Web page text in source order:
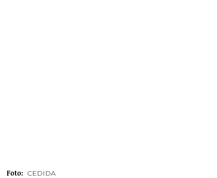
Foto: CEDIDA